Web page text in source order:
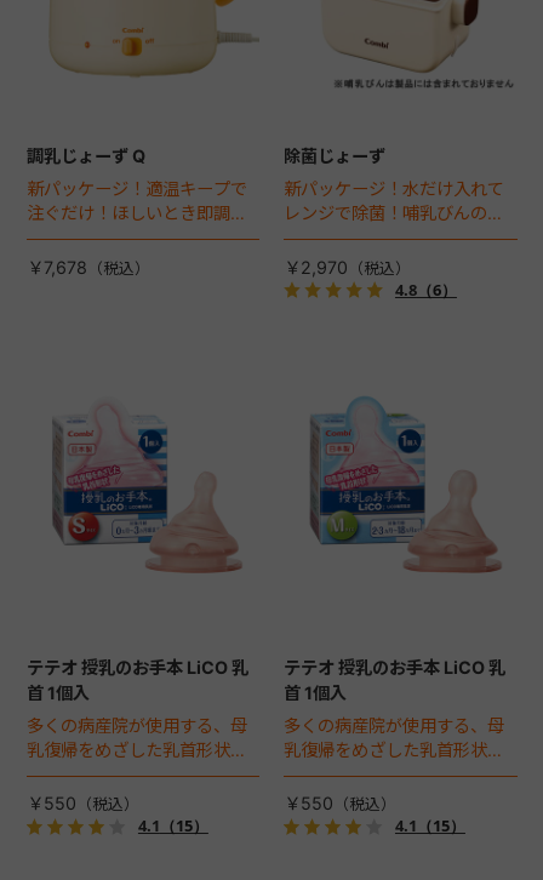
調乳じょーず Q
新パッケージ！適温キープで
注ぐだけ！ほしいとき即調
乳。
￥7,678
除菌じょーず
新パッケージ！水だけ入れて
レンジで除菌！哺乳びんの除
菌・洗浄グッズ、3ステップで
簡単除菌。
￥2,970
4.8（6）
テテオ 授乳のお手本 LiCO 乳
首 1個入
多くの病産院が使用する、母
乳復帰をめざした乳首形状。
テテオ 授乳のお手本 LiCO 哺
乳びん専用の乳首です。
￥550
4.1 （15）
テテオ 授乳のお手本 LiCO 乳
首 1個入
多くの病産院が使用する、母
乳復帰をめざした乳首形状。
テテオ 授乳のお手本 LiCO 哺
乳びん専用の乳首です。
￥550
4.1 （15）